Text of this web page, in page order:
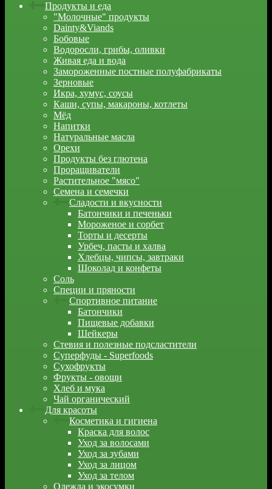
Продукты и еда
"Молочные" продукты
Dainty&Viands
Бобовые
Водоросли, грибы, оливки
Живая еда и вода
Замороженные постные полуфабрикаты
Зерновые
Икра, хумус, соусы
Каши, супы, макароны, котлеты
Мёд
Напитки
Натуральные масла
Орехи
Продукты без глютена
Проращиватели
Растительное "мясо"
Семена и семечки
Сладости и вкусности
Батончики и печеньки
Мороженое и сорбет
Торты и десерты
Урбеч, пасты и халва
Хлебцы, чипсы, завтраки
Шоколад и конфеты
Соль
Специи и пряности
Спортивное питание
Батончики
Пищевые добавки
Шейкеры
Стевия и полезные подсластители
Суперфуды - Superfoods
Сухофрукты
Фрукты - овощи
Хлеб и мука
Чай органический
Для красоты
Косметика и гигиена
Краска для волос
Уход за волосами
Уход за зубами
Уход за лицом
Уход за телом
Одежда и экосумки